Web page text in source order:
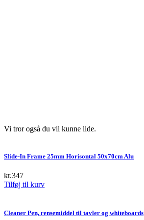
Vi tror også du vil kunne lide.
Slide-In Frame 25mm Horisontal 50x70cm Alu
kr.347
Tilføj til kurv
Cleaner Pen, rensemiddel til tavler og whiteboards